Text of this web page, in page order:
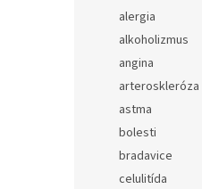
alergia
alkoholizmus
angina
arteroskleróza
astma
bolesti
bradavice
celulitída